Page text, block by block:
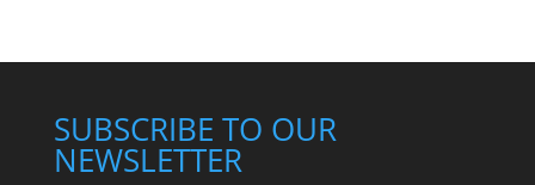
SUBSCRIBE TO OUR
NEWSLETTER